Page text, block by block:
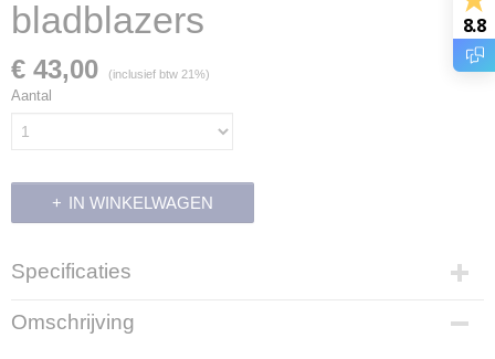
bladblazers
€ 43,00 (inclusief btw 21%)
Aantal
IN WINKELWAGEN
Specificaties
Productcode
5017151-01
Omschrijving
8.8